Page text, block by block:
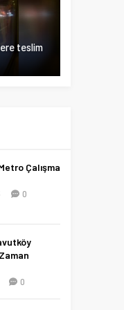
teslim
Çalışma
0
0